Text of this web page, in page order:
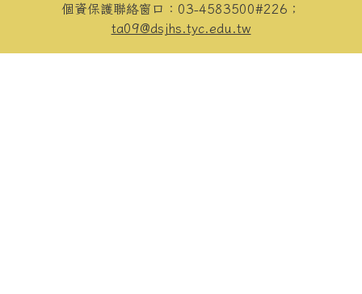
個資保護聯絡窗口：03-4583500#226；
ta09@dsjhs.tyc.edu.tw